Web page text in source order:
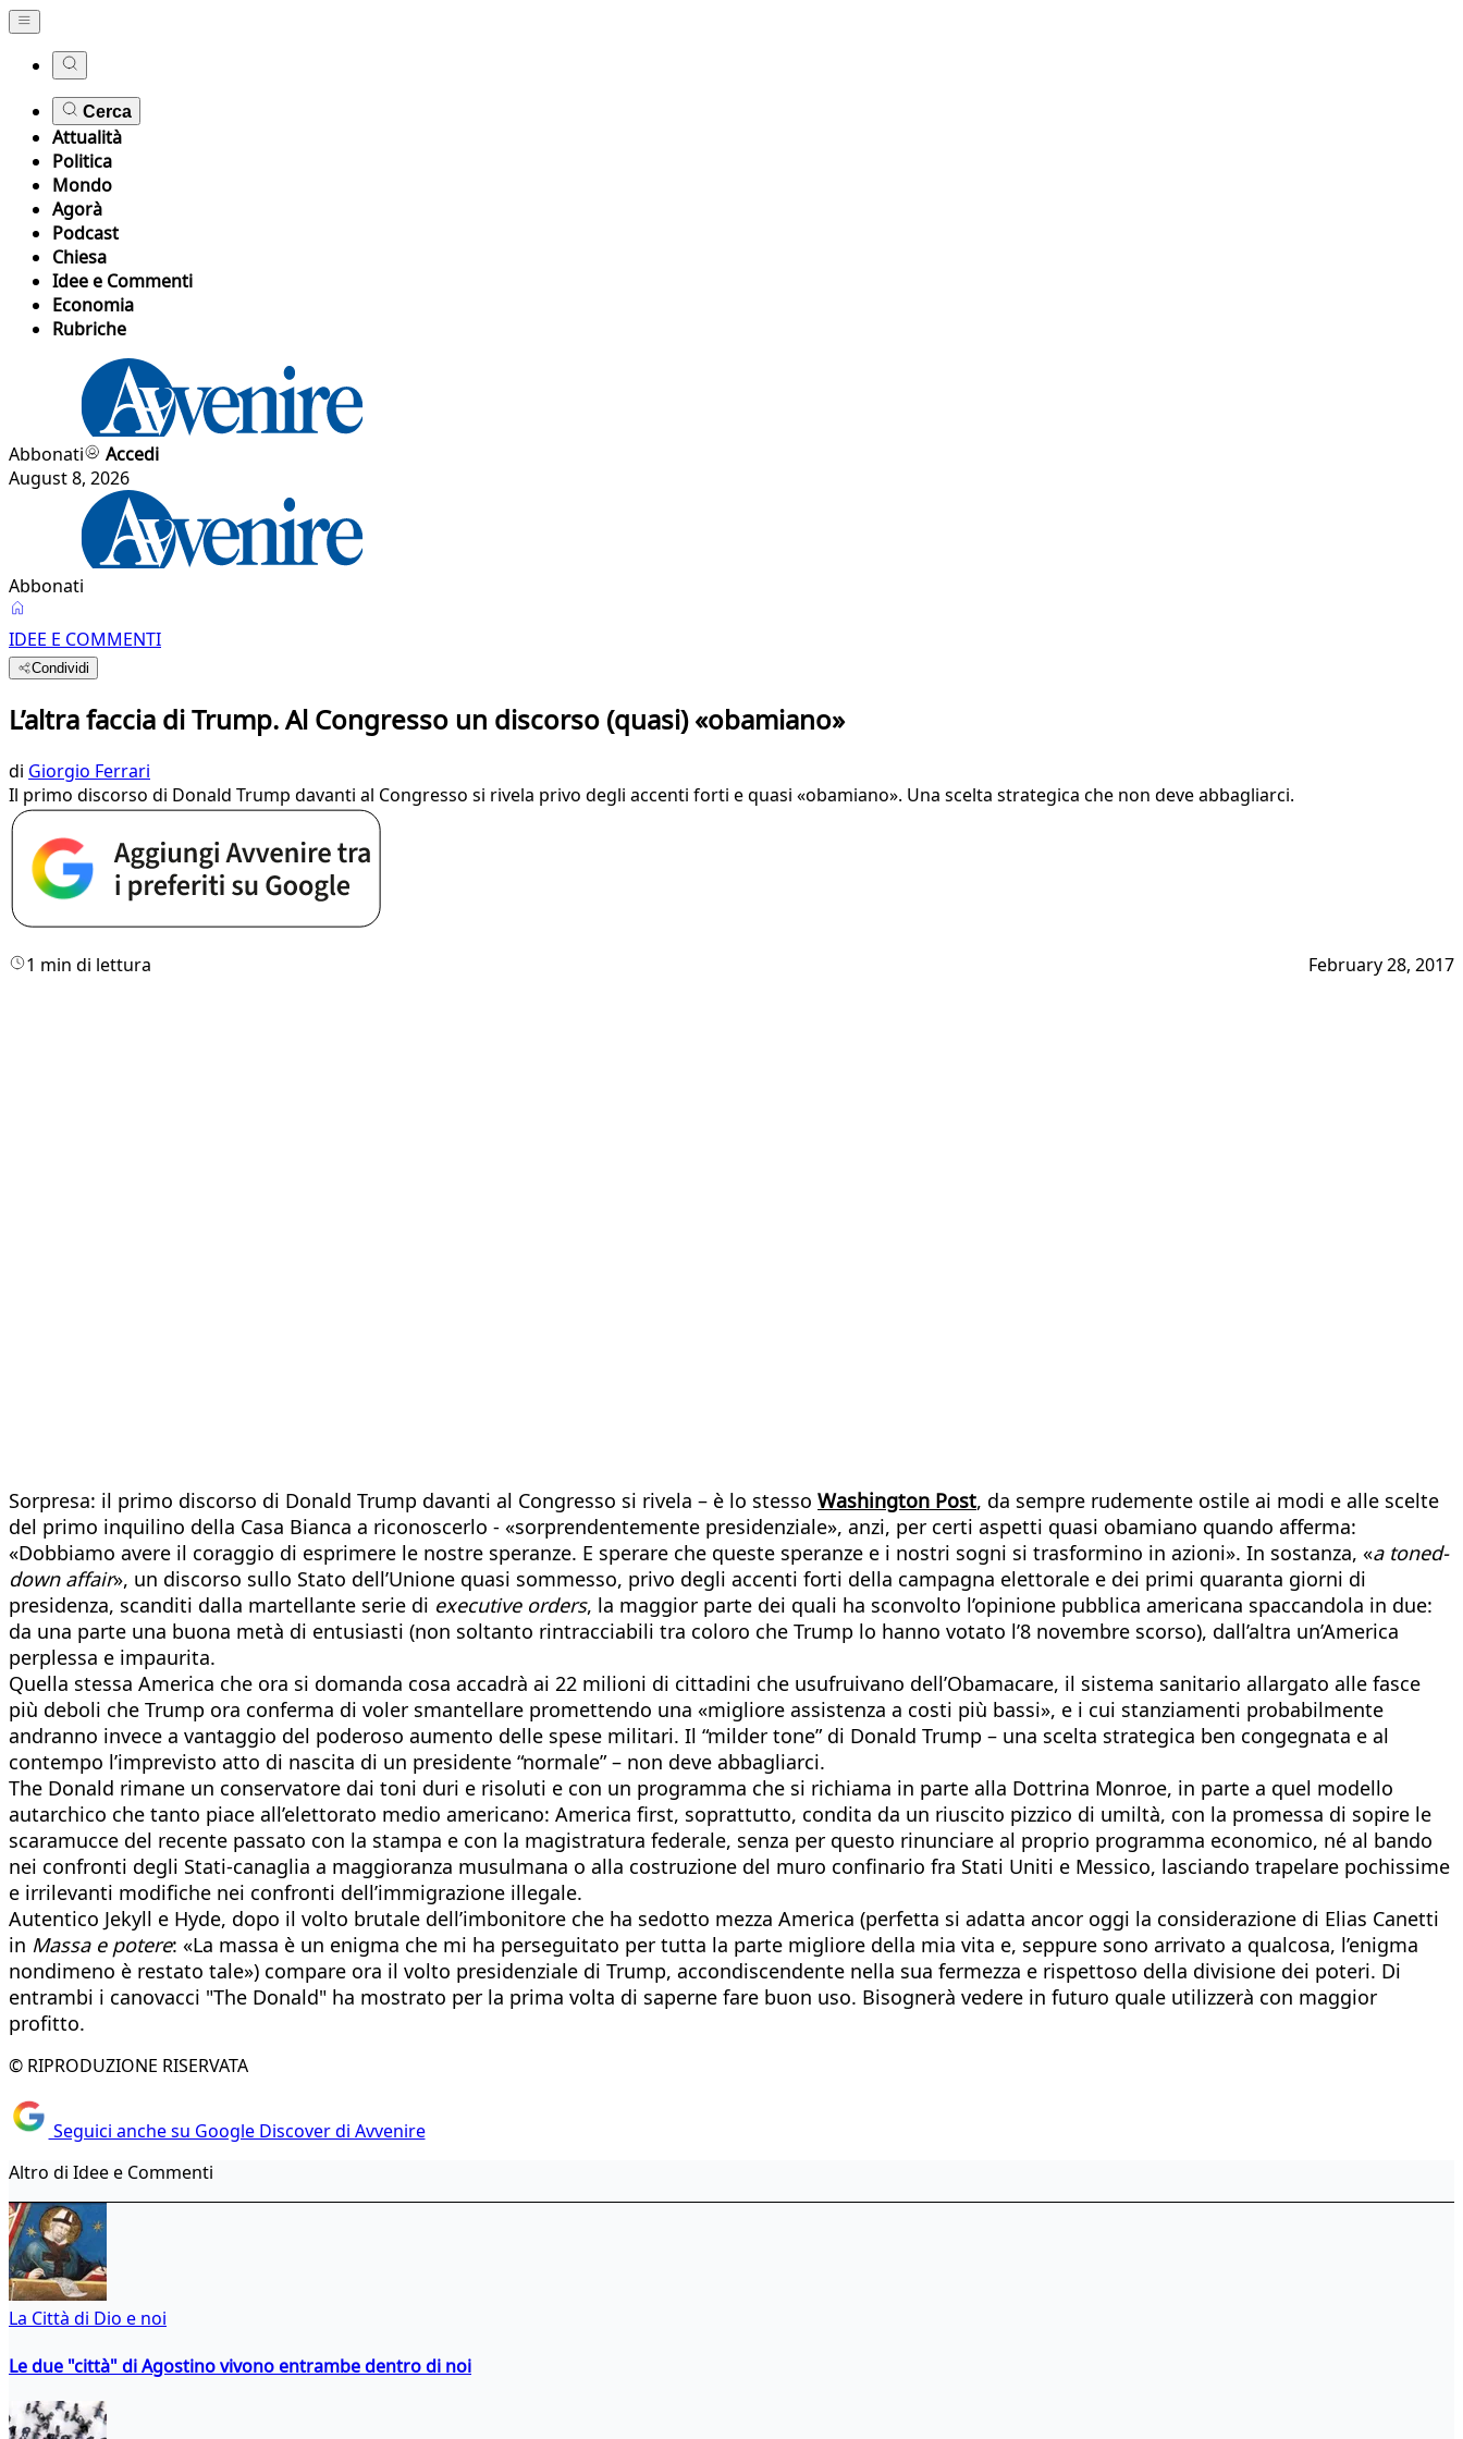
Cerca
Attualità
Politica
Mondo
Agorà
Podcast
Chiesa
Idee e Commenti
Economia
Rubriche
Abbonati
Accedi
August 8, 2026
Abbonati
IDEE E COMMENTI
Condividi
L’altra faccia di Trump. Al Congresso un discorso (quasi) «obamiano»
di Giorgio Ferrari
Il primo discorso di Donald Trump davanti al Congresso si rivela privo degli accenti forti e quasi «obamiano». Una scelta strategica che non deve abbagliarci.
1 min di lettura February 28, 2017
Sorpresa: il primo discorso di Donald Trump davanti al Congresso si rivela – è lo stesso Washington Post, da sempre rudemente ostile ai modi e alle scelte
del primo inquilino della Casa Bianca a riconoscerlo - «sorprendentemente presidenziale», anzi, per certi aspetti quasi obamiano quando afferma:
«Dobbiamo avere il coraggio di esprimere le nostre speranze. E sperare che queste speranze e i nostri sogni si trasformino in azioni». In sostanza, «a toned-
down affair», un discorso sullo Stato dell’Unione quasi sommesso, privo degli accenti forti della campagna elettorale e dei primi quaranta giorni di
presidenza, scanditi dalla martellante serie di executive orders, la maggior parte dei quali ha sconvolto l’opinione pubblica americana spaccandola in due:
da una parte una buona metà di entusiasti (non soltanto rintracciabili tra coloro che Trump lo hanno votato l’8 novembre scorso), dall’altra un’America
perplessa e impaurita.
Quella stessa America che ora si domanda cosa accadrà ai 22 milioni di cittadini che usufruivano dell’Obamacare, il sistema sanitario allargato alle fasce
più deboli che Trump ora conferma di voler smantellare promettendo una «migliore assistenza a costi più bassi», e i cui stanziamenti probabilmente
andranno invece a vantaggio del poderoso aumento delle spese militari. Il “milder tone” di Donald Trump – una scelta strategica ben congegnata e al
contempo l’imprevisto atto di nascita di un presidente “normale” – non deve abbagliarci.
The Donald rimane un conservatore dai toni duri e risoluti e con un programma che si richiama in parte alla Dottrina Monroe, in parte a quel modello
autarchico che tanto piace all’elettorato medio americano: America first, soprattutto, condita da un riuscito pizzico di umiltà, con la promessa di sopire le
scaramucce del recente passato con la stampa e con la magistratura federale, senza per questo rinunciare al proprio programma economico, né al bando
nei confronti degli Stati-canaglia a maggioranza musulmana o alla costruzione del muro confinario fra Stati Uniti e Messico, lasciando trapelare pochissime
e irrilevanti modifiche nei confronti dell’immigrazione illegale.
Autentico Jekyll e Hyde, dopo il volto brutale dell’imbonitore che ha sedotto mezza America (perfetta si adatta ancor oggi la considerazione di Elias Canetti
in Massa e potere: «La massa è un enigma che mi ha perseguitato per tutta la parte migliore della mia vita e, seppure sono arrivato a qualcosa, l’enigma
nondimeno è restato tale») compare ora il volto presidenziale di Trump, accondiscendente nella sua fermezza e rispettoso della divisione dei poteri. Di
entrambi i canovacci "The Donald" ha mostrato per la prima volta di saperne fare buon uso. Bisognerà vedere in futuro quale utilizzerà con maggior
profitto.
© RIPRODUZIONE RISERVATA
Seguici anche su Google Discover di Avvenire
Altro di Idee e Commenti
La Città di Dio e noi
Le due "città" di Agostino vivono entrambe dentro di noi